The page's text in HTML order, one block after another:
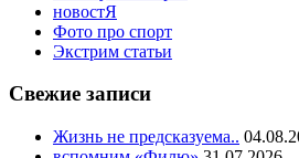
новостЯ
Фото про спорт
Экстрим статьи
Свежие записи
Жизнь не предсказуема..